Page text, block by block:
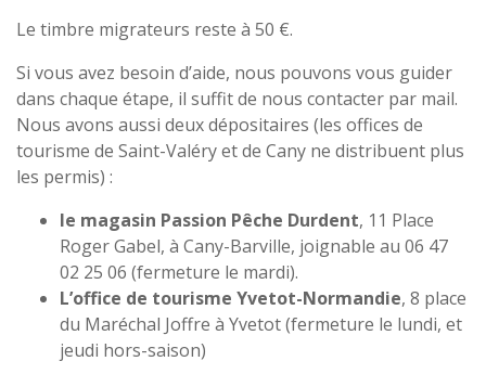
Le timbre migrateurs reste à 50 €.
Si vous avez besoin d’aide, nous pouvons vous guider
dans chaque étape, il suffit de nous contacter par mail.
Nous avons aussi deux dépositaires (les offices de
tourisme de Saint-Valéry et de Cany ne distribuent plus
les permis) :
le magasin Passion Pêche Durdent, 11 Place
Roger Gabel, à Cany-Barville, joignable au 06 47
02 25 06 (fermeture le mardi).
L’office de tourisme Yvetot-Normandie, 8 place
du Maréchal Joffre à Yvetot (fermeture le lundi, et
jeudi hors-saison)